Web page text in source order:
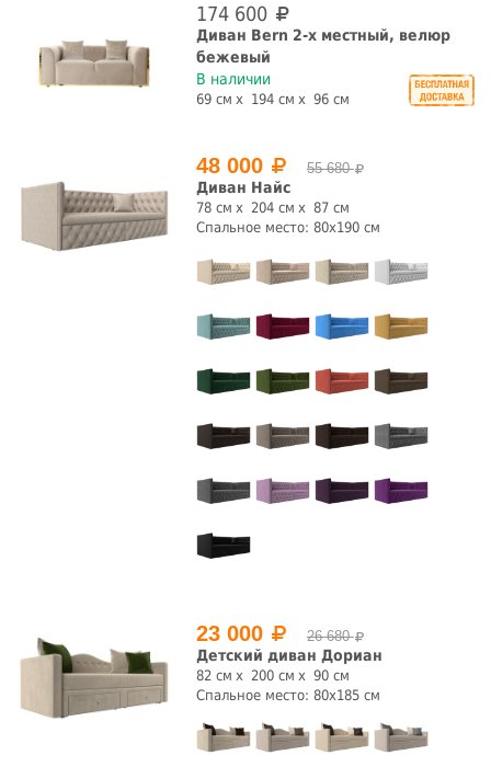
174 600
Диван Bern 2-х местный, велюр
бежевый
В наличии
69 см 194 см 96 см
48 000 55 680
Диван Найс
78 см 204 см
87 см
Спальное место: 80x190 см
23 000 26 680
Детский диван Дориан
82 см 200 см
90 см
Спальное место: 80x185 см